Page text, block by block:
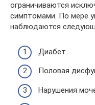
ограничиваются
симптомами. По мере
наблюдаются
Диабет.
Половая
Нарушения